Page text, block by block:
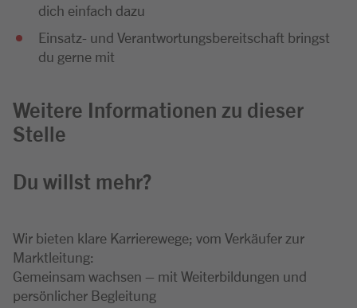
dich einfach dazu
Einsatz- und Verantwortungsbereitschaft bringst
du gerne mit
Weitere Informationen zu dieser
Stelle
Du willst mehr?
Wir bieten klare Karrierewege; vom Verkäufer zur
Marktleitung:
Gemeinsam wachsen – mit Weiterbildungen und
persönlicher Begleitung